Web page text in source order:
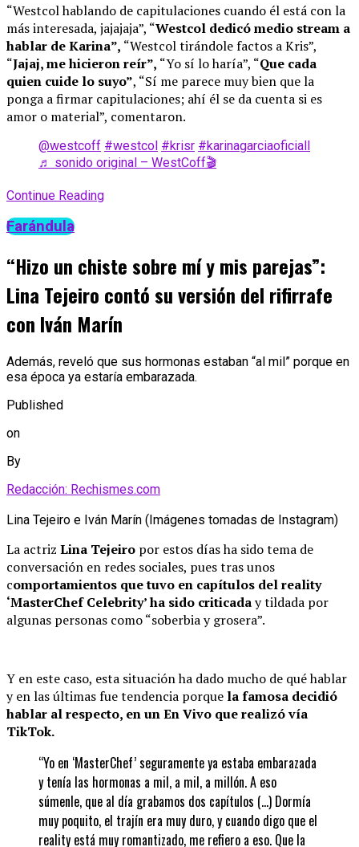
“Westcol hablando de capitulaciones cuando él está con la
más interesada, jajajaja”, “Westcol dedicó medio stream a
hablar de Karina”, “Westcol tirándole factos a Kris”,
“Jajaj, me hicieron reír”, “Yo sí lo haría”, “Que cada
quien cuide lo suyo”, “Sí me parece muy bien que la
ponga a firmar capitulaciones; ahí él se da cuenta si es
amor o material”, comentaron.
@westcoff #westcol #krisr #karinagarciaoficiall
♬ sonido original – WestCoff🎬
Continue Reading
Farándula
“Hizo un chiste sobre mí y mis parejas”:
Lina Tejeiro contó su versión del rifirrafe
con Iván Marín
Además, reveló que sus hormonas estaban “al mil” porque en
esa época ya estaría embarazada.
Published
on
By
Redacción: Rechismes.com
Lina Tejeiro e Iván Marín (Imágenes tomadas de Instagram)
La actriz Lina Tejeiro por estos días ha sido tema de
conversación en redes sociales, pues tras unos
comportamientos que tuvo en capítulos del reality
‘MasterChef Celebrity’ ha sido criticaday tildada por
algunas personas como “soberbia y grosera”.
Y en este caso, esta situación ha dado mucho de qué hablar
y en las últimas fue tendencia porque la famosa decidió
hablar al respecto, en un En Vivo que realizó vía
TikTok.
“Yo en ‘MasterChef’ seguramente ya estaba embarazada
y tenía las hormonas a mil, a mil, a millón. A eso
súmenle, que al día grabamos dos capítulos (…) Dormía
muy poquito, el trajín era muy duro, y cuando digo que el
reality está muy romantizado, me refiero a eso. Que la